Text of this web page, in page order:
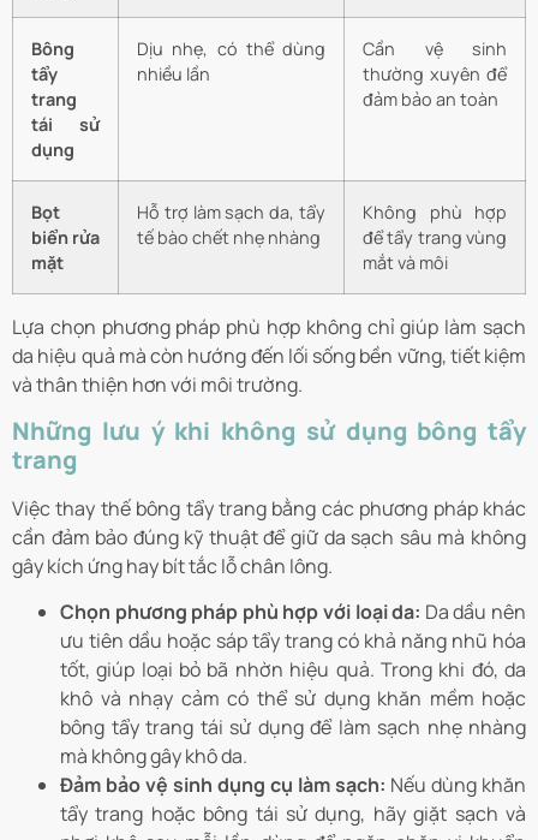
Bông
tẩy
trang
tái sử
dụng
Dịu nhẹ, có thể dùng
nhiều lần
Cần vệ sinh
thường xuyên để
đảm bảo an toàn
Bọt
biển rửa
mặt
Hỗ trợ làm sạch da, tẩy
tế bào chết nhẹ nhàng
Không phù hợp
để tẩy trang vùng
mắt và môi
Lựa chọn phương pháp phù hợp không chỉ giúp làm sạch
da hiệu quả mà còn hướng đến lối sống bền vững, tiết kiệm
và thân thiện hơn với môi trường.
Những lưu ý khi không sử dụng bông tẩy
trang
Việc thay thế bông tẩy trang bằng các phương pháp khác
cần đảm bảo đúng kỹ thuật để giữ da sạch sâu mà không
gây kích ứng hay bít tắc lỗ chân lông.
Chọn phương pháp phù hợp với loại da: Da dầu nên
ưu tiên dầu hoặc sáp tẩy trang có khả năng nhũ hóa
tốt, giúp loại bỏ bã nhờn hiệu quả. Trong khi đó, da
khô và nhạy cảm có thể sử dụng khăn mềm hoặc
bông tẩy trang tái sử dụng để làm sạch nhẹ nhàng
mà không gây khô da.
Đảm bảo vệ sinh dụng cụ làm sạch: Nếu dùng khăn
tẩy trang hoặc bông tái sử dụng, hãy giặt sạch và